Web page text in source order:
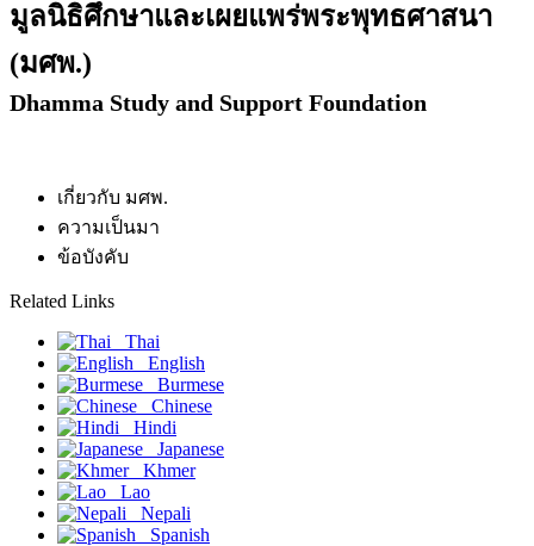
มูลนิธิศึกษาและเผยแพร่พระพุทธศาสนา
(มศพ.)
Dhamma Study and Support Foundation
เกี่ยวกับ มศพ.
ความเป็นมา
ข้อบังคับ
Related Links
Thai
English
Burmese
Chinese
Hindi
Japanese
Khmer
Lao
Nepali
Spanish